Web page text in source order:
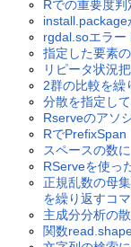
Rでの重要度判
install.package
rgdal.soエラ
指定した要素
リピータ状況
2群の比較を繰
分散を指定し
Rserveのアソ
RでPrefixSpan
スペースの数
RServeを使っ
正規乱数の母
を繰り返すコ
主成分分析の
関数